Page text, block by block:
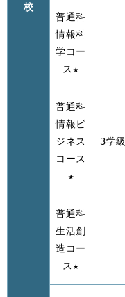
校
普通科
情報科
学コー
ス★
3学級
普通科
情報ビ
ジネス
コース
★
普通科
生活創
造コー
ス★